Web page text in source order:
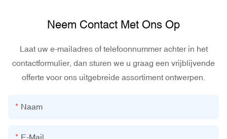
Neem Contact Met Ons Op
Laat uw e-mailadres of telefoonnummer achter in het
contactformulier, dan sturen we u graag een vrijblijvende
offerte voor ons uitgebreide assortiment ontwerpen.
Naam
E-Mail